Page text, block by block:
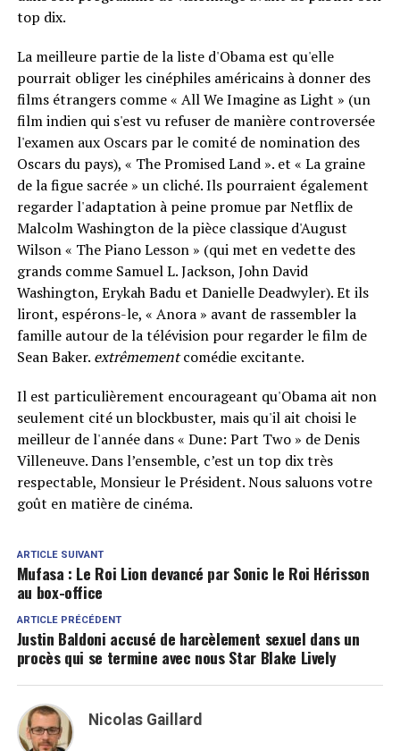
top dix.
La meilleure partie de la liste d'Obama est qu'elle
pourrait obliger les cinéphiles américains à donner des
films étrangers comme « All We Imagine as Light » (un
film indien qui s'est vu refuser de manière controversée
l'examen aux Oscars par le comité de nomination des
Oscars du pays), « The Promised Land ». et « La graine
de la figue sacrée » un cliché. Ils pourraient également
regarder l'adaptation à peine promue par Netflix de
Malcolm Washington de la pièce classique d'August
Wilson « The Piano Lesson » (qui met en vedette des
grands comme Samuel L. Jackson, John David
Washington, Erykah Badu et Danielle Deadwyler). Et ils
liront, espérons-le, « Anora » avant de rassembler la
famille autour de la télévision pour regarder le film de
Sean Baker. extrêmementcomédie excitante.
Il est particulièrement encourageant qu'Obama ait non
seulement cité un blockbuster, mais qu'il ait choisi le
meilleur de l'année dans « Dune: Part Two » de Denis
Villeneuve. Dans l’ensemble, c’est un top dix très
respectable, Monsieur le Président. Nous saluons votre
goût en matière de cinéma.
ARTICLE SUIVANT
Mufasa : Le Roi Lion devancé par Sonic le Roi Hérisson
au box-office
ARTICLE PRÉCÉDENT
Justin Baldoni accusé de harcèlement sexuel dans un
procès qui se termine avec nous Star Blake Lively
Nicolas Gaillard